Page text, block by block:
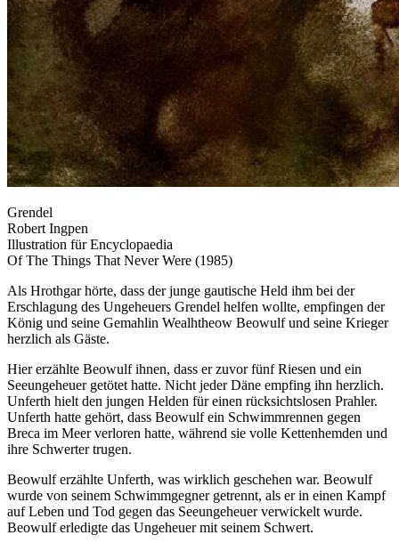
Grendel
Robert Ingpen
Illustration für Encyclopaedia
Of The Things That Never Were (1985)
Als Hrothgar hörte, dass der junge gautische Held ihm bei der
Erschlagung des Ungeheuers Grendel helfen wollte, empfingen der
König und seine Gemahlin Wealhtheow Beowulf und seine Krieger
herzlich als Gäste.
Hier erzählte Beowulf ihnen, dass er zuvor fünf Riesen und ein
Seeungeheuer getötet hatte. Nicht jeder Däne empfing ihn herzlich.
Unferth hielt den jungen Helden für einen rücksichtslosen Prahler.
Unferth hatte gehört, dass Beowulf ein Schwimmrennen gegen
Breca im Meer verloren hatte, während sie volle Kettenhemden und
ihre Schwerter trugen.
Beowulf erzählte Unferth, was wirklich geschehen war. Beowulf
wurde von seinem Schwimmgegner getrennt, als er in einen Kampf
auf Leben und Tod gegen das Seeungeheuer verwickelt wurde.
Beowulf erledigte das Ungeheuer mit seinem Schwert.